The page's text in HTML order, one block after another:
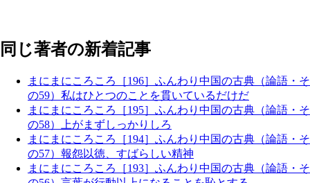
同じ著者の新着記事
まにまにころころ［196］ふんわり中国の古典（論語・そ
の59）私はひとつのことを貫いているだけだ
まにまにころころ［195］ふんわり中国の古典（論語・そ
の58）上がまずしっかりしろ
まにまにころころ［194］ふんわり中国の古典（論語・そ
の57）報怨以徳、すばらしい精神
まにまにころころ［193］ふんわり中国の古典（論語・そ